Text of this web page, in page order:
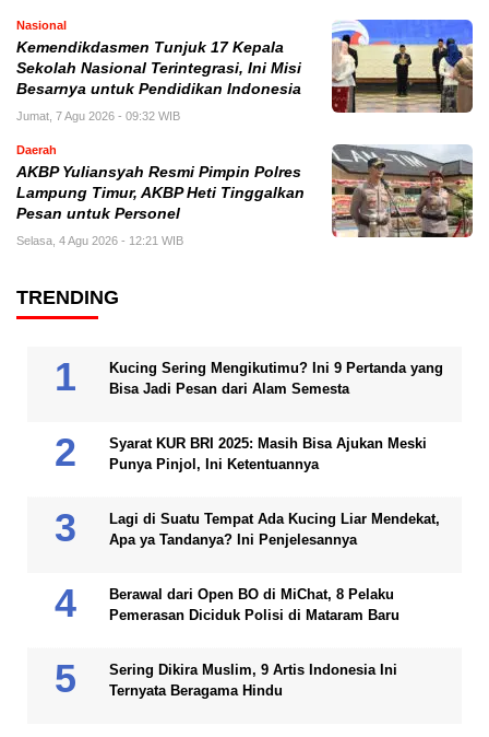
Nasional
Kemendikdasmen Tunjuk 17 Kepala
Sekolah Nasional Terintegrasi, Ini Misi
Besarnya untuk Pendidikan Indonesia
Jumat, 7 Agu 2026 - 09:32 WIB
Daerah
AKBP Yuliansyah Resmi Pimpin Polres
Lampung Timur, AKBP Heti Tinggalkan
Pesan untuk Personel
Selasa, 4 Agu 2026 - 12:21 WIB
TRENDING
Kucing Sering Mengikutimu? Ini 9 Pertanda yang
Bisa Jadi Pesan dari Alam Semesta
Syarat KUR BRI 2025: Masih Bisa Ajukan Meski
Punya Pinjol, Ini Ketentuannya
Lagi di Suatu Tempat Ada Kucing Liar Mendekat,
Apa ya Tandanya? Ini Penjelesannya
Berawal dari Open BO di MiChat, 8 Pelaku
Pemerasan Diciduk Polisi di Mataram Baru
Sering Dikira Muslim, 9 Artis Indonesia Ini
Ternyata Beragama Hindu